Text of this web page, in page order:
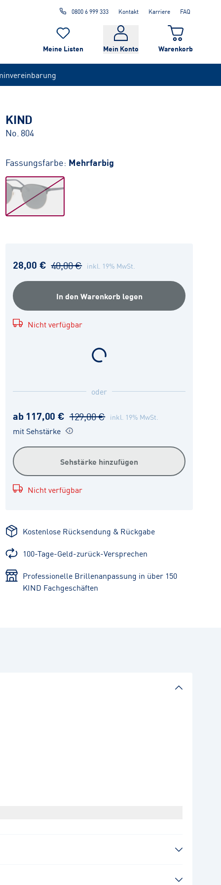
0800 6 999 333 Kontakt Karriere FAQ
Meine Listen Mein Konto Warenkorb
KIND
No. 804
Fassungsfarbe: Mehrfarbig
28,00 € 40,00 € inkl. 19% MwSt.
In den Warenkorb legen
Nicht verfügbar
oder
ab 117,00 € 129,00 € inkl. 19% MwSt.
mit Sehstärke
Sehstärke hinzufügen
Nicht verfügbar
Kostenlose Rücksendung & Rückgabe
100-Tage-Geld-zurück-Versprechen
Professionelle Brillenanpassung in über 150
KIND Fachgeschäften